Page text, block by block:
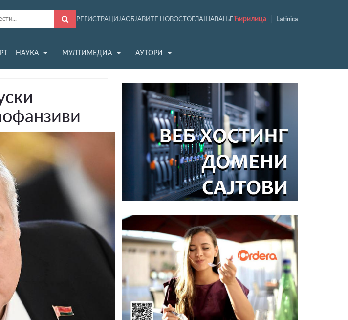
РЕГИСТРАЦИЈАОБЈАВИТЕ НОВОСТ ОГЛАШАВАЊЕ Ћирилица Latinica
НАУКА МУЛТИМЕДИА АУТОРИ